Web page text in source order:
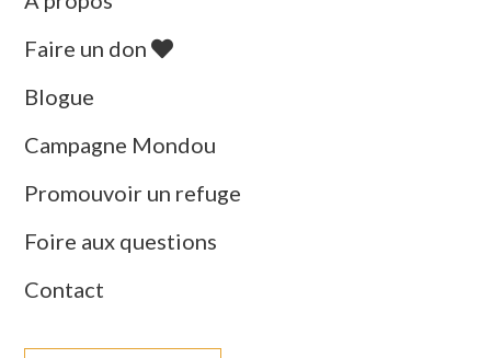
Faire un don
Blogue
Campagne Mondou
Promouvoir un refuge
Foire aux questions
Contact